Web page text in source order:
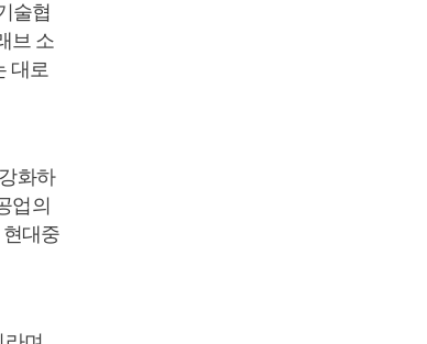
술협
브 소
대로
화하
업의
대중